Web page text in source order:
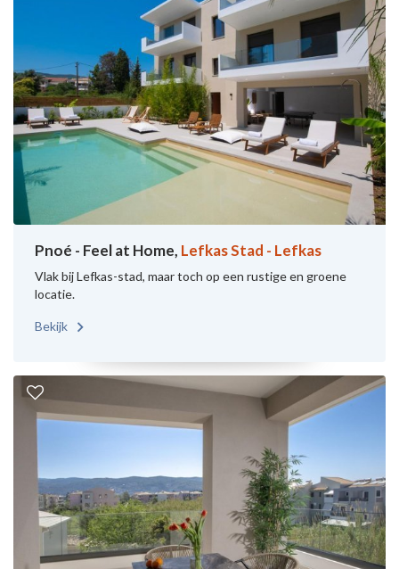
Pnoé - Feel at Home, Lefkas Stad - Lefkas
Vlak bij Lefkas-stad, maar toch op een rustige en groene
locatie.
Bekijk